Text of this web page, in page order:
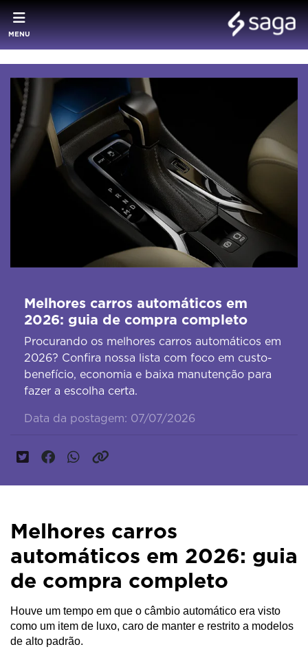
MENU
Melhores carros automáticos em
2026: guia de compra completo
Procurando os melhores carros automáticos em
2026? Confira nossa lista com foco em custo-
benefício, economia e baixa manutenção para
fazer a escolha certa.
Data da postagem: 07/07/2026
Melhores carros
automáticos em 2026: guia
de compra completo
Houve um tempo em que o câmbio automático era visto
como um item de luxo, caro de manter e restrito a modelos
de alto padrão.